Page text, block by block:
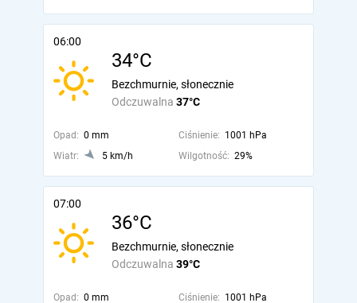
06:00
34°C
Odczuwalna 37°C
Bezchmurnie, słonecznie
Opad: 0 mm Ciśnienie: 1001 hPa
Wiatr:
5 km/h Wilgotność: 29%
07:00
36°C
Odczuwalna 39°C
Bezchmurnie, słonecznie
Opad: 0 mm Ciśnienie: 1001 hPa